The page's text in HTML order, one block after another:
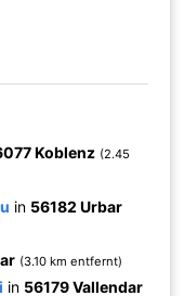
Koblenz (2.45
in 56182 Urbar
(3.10 km entfernt)
in 56179 Vallendar